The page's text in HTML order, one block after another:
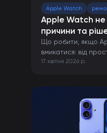
Apple Watch
Apple Watch не
причини та
Що робити, якщо
вмикатися: від
перезавантаження
17 квітня 2026 р.